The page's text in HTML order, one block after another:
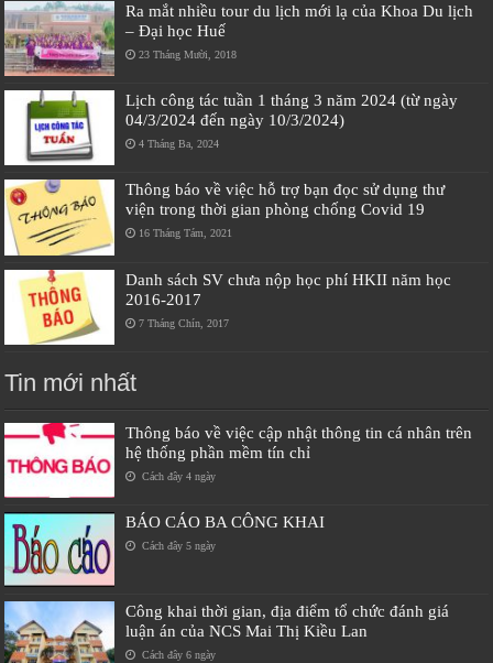
Ra mắt nhiều tour du lịch mới lạ của Khoa Du lịch
– Đại học Huế
23 Tháng Mười, 2018
Lịch công tác tuần 1 tháng 3 năm 2024 (từ ngày
04/3/2024 đến ngày 10/3/2024)
4 Tháng Ba, 2024
Thông báo về việc hỗ trợ bạn đọc sử dụng thư
viện trong thời gian phòng chống Covid 19
16 Tháng Tám, 2021
Danh sách SV chưa nộp học phí HKII năm học
2016-2017
7 Tháng Chín, 2017
Tin mới nhất
Thông báo về việc cập nhật thông tin cá nhân trên
hệ thống phần mềm tín chỉ
Cách đây 4 ngày
BÁO CÁO BA CÔNG KHAI
Cách đây 5 ngày
Công khai thời gian, địa điểm tổ chức đánh giá
luận án của NCS Mai Thị Kiều Lan
Cách đây 6 ngày